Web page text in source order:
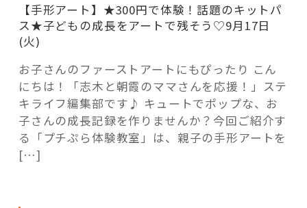
fleXe リノベ事例
「ひと」
協賛・協力店
【手形アート】★300円で体験！話題のキットパ
ス★子どもの成長をアートで残そう♡9月17日
(火)
お子さんのファーストアートにもぴったり こん
にちは！「志木と朝霞のママさんを応援！」ステ
キライフ編集部です♪ キュートでポップな、お
子さんの成長記録を作りませんか？今回ご紹介す
る「プチぷら体験教室」は、親子の手形アートを
[…]